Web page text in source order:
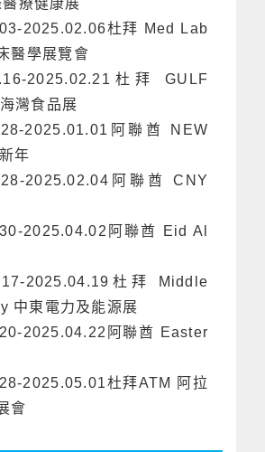
2025.02.06杜拜 Med Lab
醫學展覽會
2025.02.21杜拜 GULF
灣食品展
2025.01.01阿聯酋 NEW
年
2025.02.04阿聯酋 CNY
2025.04.02阿聯酋 Eid Al
2025.04.19杜拜 Middle
中東電力及能源展
2025.04.22阿聯酋 Easter
2025.05.01杜拜ATM 阿拉
會